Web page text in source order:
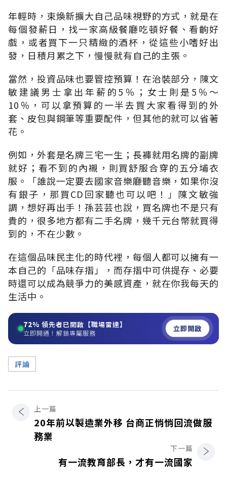
年輕時，束煥新擴大自己品味視野的方式，就是在
每個發薪日，找一家高級餐廳吃頓好餐、看齣好
戲，或者買下一只精緻的酒杯，從這些小嗜好出
發，日積月累之下，慢慢就有自己的主張。
當然，投資品味也要管控預算！在治裝部分，陳文
敏建議男士拿出年薪的5％；女士則是5％～
10％，可以拿預算的一半去買大家看得到的外
套、皮包與鋼筆等重要配件，但其他的就可以省著
花。
例如，外套是名牌三宅一生；長褲就用名牌的副牌
就好；看不到的內襯，則買舒服合穿的五分埔衣
服。「誰說一定要去國家音樂廳聽音樂，如果你沒
有銀子，那買CD回家聽也可以吧！」陳文敏強
調，想好再出手！孫芸芸也說，買名牌也不是只有
貴的，很多地方都有二手名牌，幾千元台幣就買得
到的，不在少數。
在這個品味民主化的時代裡，每個人都可以擁有一
本自己的「品味存摺」，而存摺中可供提存、必要
時還可以成為競爭力的美感資產，就在你我每天的
生活中。
72% 領先者已開啟【職場雷達】
立即開通！解鎖專屬服務 立即開啟
評論
上一篇
20年前以製造業外移 台商正悄悄回流做服
務業
下一篇
有一流教育部長，才有一流國家